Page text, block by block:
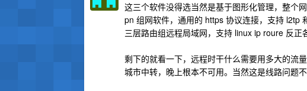
这三个软件没得选当然是基于图形化管理，整个
pn 组网软件，通用的 https 协议连接，支持 l2tp
三层路由组远程局域网，支持 linux ip roure 反正
剩下的就看一下，远程时干什么需要用多大的流
城市中转，晚上根本不可用。当然这是线路问题